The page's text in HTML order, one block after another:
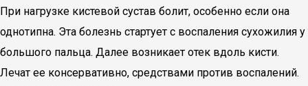
При нагрузке кистевой сустав болит, особенно если она
однотипна. Эта болезнь стартует с воспаления сухожилия у
большого пальца. Далее возникает отек вдоль кисти.
Лечат ее консервативно, средствами против воспалений.